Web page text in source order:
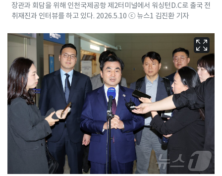
장관과 회담을 위해 인천국제공항 제2터미널에서 워싱턴D.C로 출국 전
취재진과 인터뷰를 하고 있다. 2026.5.10 ⓒ 뉴스1 김진환 기자